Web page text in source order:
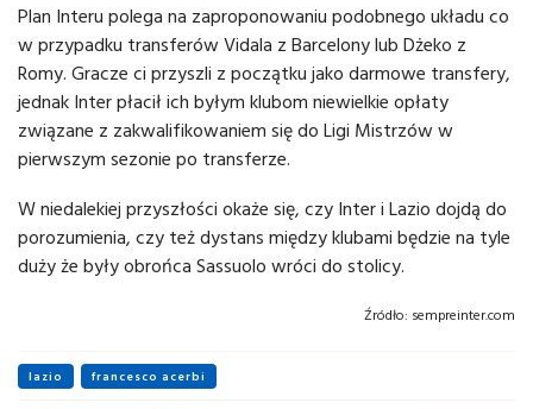
Plan Interu polega na zaproponowaniu podobnego układu co
w przypadku transferów Vidala z Barcelony lub Dżeko z
Romy. Gracze ci przyszli z początku jako darmowe transfery,
jednak Inter płacił ich byłym klubom niewielkie opłaty
związane z zakwalifikowaniem się do Ligi Mistrzów w
pierwszym sezonie po transferze.
W niedalekiej przyszłości okaże się, czy Inter i Lazio dojdą do
porozumienia, czy też dystans między klubami będzie na tyle
duży że były obrońca Sassuolo wróci do stolicy.
Źródło: sempreinter.com
lazio francesco acerbi